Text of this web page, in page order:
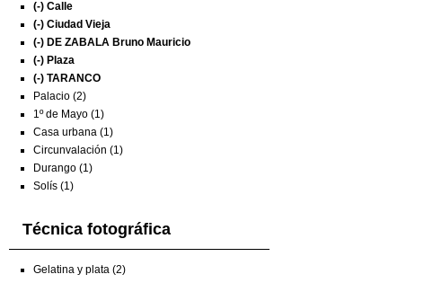
(-) Calle
(-) Ciudad Vieja
(-) DE ZABALA Bruno Mauricio
(-) Plaza
(-) TARANCO
Palacio (2)
1º de Mayo (1)
Casa urbana (1)
Circunvalación (1)
Durango (1)
Solís (1)
Técnica fotográfica
Gelatina y plata (2)